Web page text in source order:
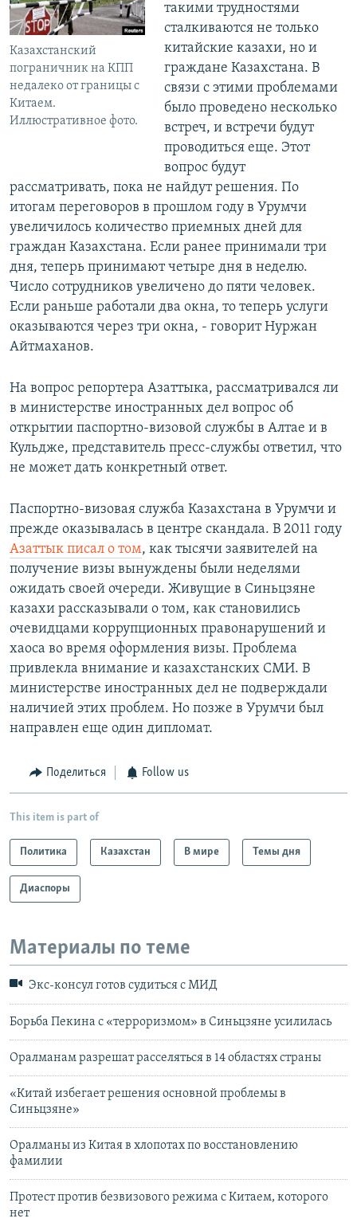
Казахстанский
пограничник на КПП
недалеко от границы с
Китаем.
Иллюстративное фото.
такими трудностями
сталкиваются не только
китайские казахи, но и
граждане Казахстана. В
связи с этими проблемами
было проведено несколько
встреч, и встречи будут
проводиться еще. Этот
вопрос будут
рассматривать, пока не найдут решения. По
итогам переговоров в прошлом году в Урумчи
увеличилось количество приемных дней для
граждан Казахстана. Если ранее принимали три
дня, теперь принимают четыре дня в неделю.
Число сотрудников увеличено до пяти человек.
Если раньше работали два окна, то теперь услуги
оказываются через три окна, - говорит Нуржан
Айтмаханов.
На вопрос репортера Азаттыка, рассматривался ли
в министерстве иностранных дел вопрос об
открытии паспортно-визовой службы в Алтае и в
Кульдже, представитель пресс-службы ответил, что
не может дать конкретный ответ.
Паспортно-визовая служба Казахстана в Урумчи и
прежде оказывалась в центре скандала. В 2011 году
Азаттык писал о том, как тысячи заявителей на
получение визы вынуждены были неделями
ожидать своей очереди. Живущие в Синьцзяне
казахи рассказывали о том, как становились
очевидцами коррупционных правонарушений и
хаоса во время оформления визы. Проблема
привлекла внимание и казахстанских СМИ. В
министерстве иностранных дел не подверждали
наличией этих проблем. Но позже в Урумчи был
направлен еще один дипломат.
Поделиться Follow us
This item is part of
Политика Казахстан В мире Темы дня
Диаспоры
Материалы по теме
Экс-консул готов судиться с МИД
Борьба Пекина с «терроризмом» в Синьцзяне усилилась
Оралманам разрешат расселяться в 14 областях страны
«Китай избегает решения основной проблемы в
Синьцзяне»
Оралманы из Китая в хлопотах по восстановлению
фамилии
Протест против безвизового режима с Китаем, которого
нет